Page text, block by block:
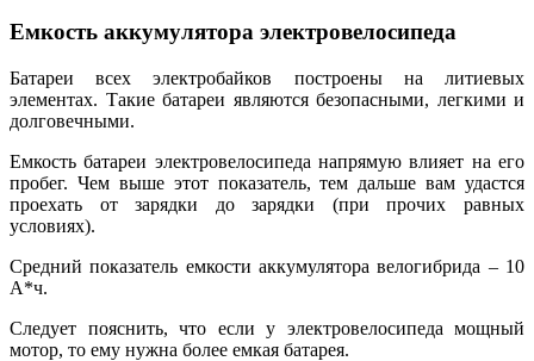
Емкость аккумулятора электровелосипеда
Батареи всех электробайков построены на литиевых
элементах. Такие батареи являются безопасными, легкими и
долговечными.
Емкость батареи электровелосипеда напрямую влияет на его
пробег. Чем выше этот показатель, тем дальше вам удастся
проехать от зарядки до зарядки (при прочих равных
условиях).
Средний показатель емкости аккумулятора велогибрида – 10
А*ч.
Следует пояснить, что если у электровелосипеда мощный
мотор, то ему нужна более емкая батарея.